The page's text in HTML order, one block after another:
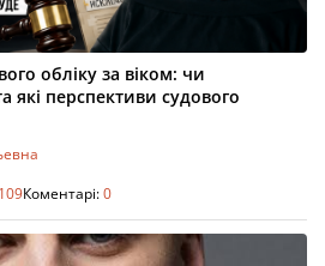
обліку за віком: чи
які перспективи судового
109Коментарі:0